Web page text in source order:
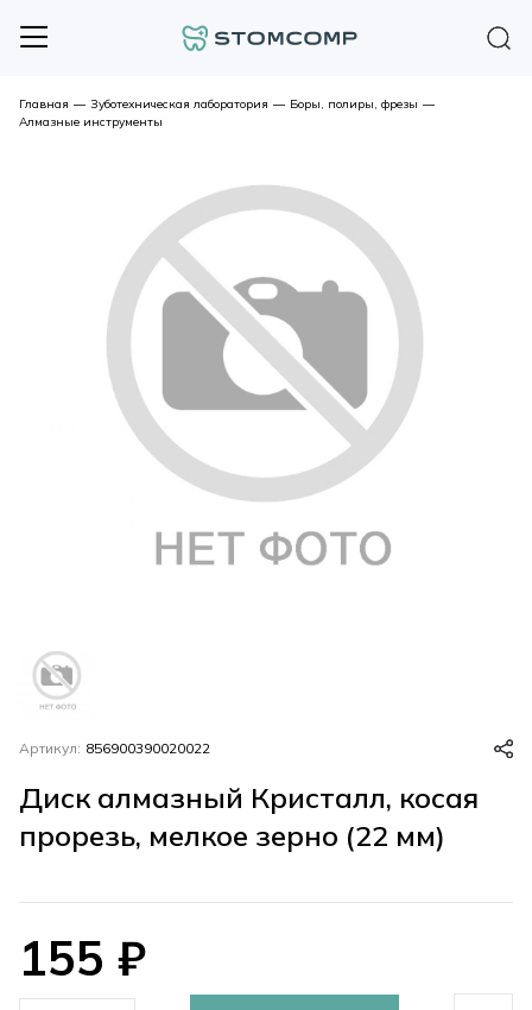
Главная — Зуботехническая лаборатория — Боры, полиры, фрезы —
Алмазные инструменты
Артикул: 856900390020022
Диск алмазный Кристалл, косая
прорезь, мелкое зерно (22 мм)
155 ₽